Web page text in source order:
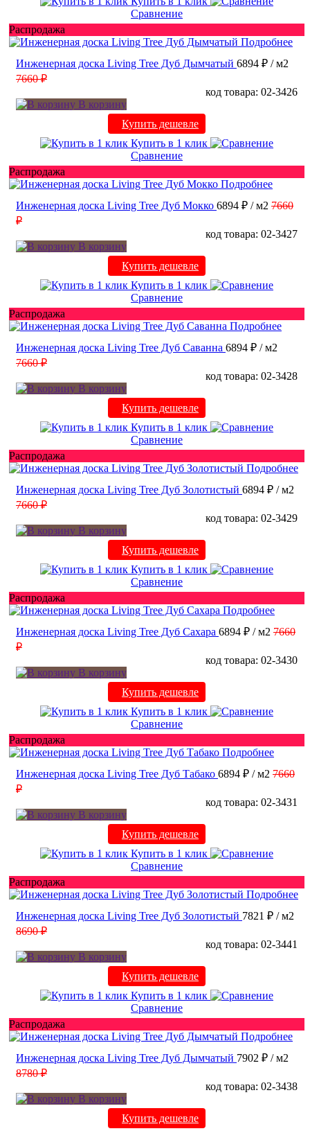
Сравнение
Распродажа
Подробнее
Инженерная доска Living Tree Дуб Дымчатый 6894 ₽ / м2
7660 ₽
код товара: 02-3426
В корзину
Купить дешевле
Купить в 1 клик
Сравнение
Распродажа
Подробнее
Инженерная доска Living Tree Дуб Мокко 6894 ₽ / м2 7660
₽
код товара: 02-3427
В корзину
Купить дешевле
Купить в 1 клик
Сравнение
Распродажа
Подробнее
Инженерная доска Living Tree Дуб Саванна 6894 ₽ / м2
7660 ₽
код товара: 02-3428
В корзину
Купить дешевле
Купить в 1 клик
Сравнение
Распродажа
Подробнее
Инженерная доска Living Tree Дуб Золотистый 6894 ₽ / м2
7660 ₽
код товара: 02-3429
В корзину
Купить дешевле
Купить в 1 клик
Сравнение
Распродажа
Подробнее
Инженерная доска Living Tree Дуб Сахара 6894 ₽ / м2 7660
₽
код товара: 02-3430
В корзину
Купить дешевле
Купить в 1 клик
Сравнение
Распродажа
Подробнее
Инженерная доска Living Tree Дуб Табако 6894 ₽ / м2 7660
₽
код товара: 02-3431
В корзину
Купить дешевле
Купить в 1 клик
Сравнение
Распродажа
Подробнее
Инженерная доска Living Tree Дуб Золотистый 7821 ₽ / м2
8690 ₽
код товара: 02-3441
В корзину
Купить дешевле
Купить в 1 клик
Сравнение
Распродажа
Подробнее
Инженерная доска Living Tree Дуб Дымчатый 7902 ₽ / м2
8780 ₽
код товара: 02-3438
В корзину
Купить дешевле